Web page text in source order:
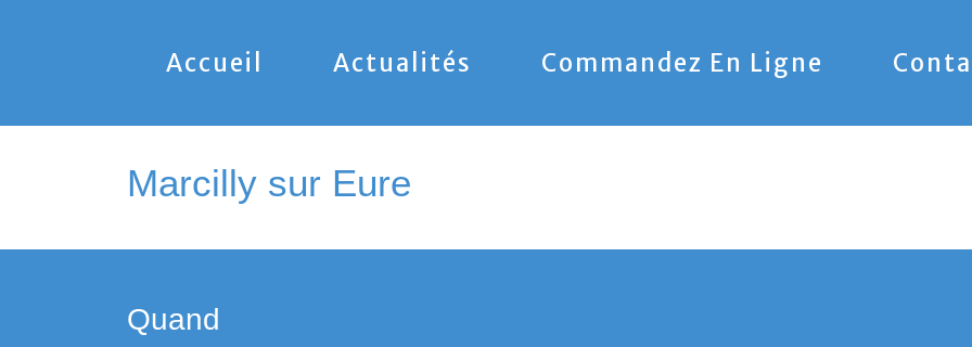
Accueil Actualités Commandez En Ligne
Marcilly sur Eure
Quand